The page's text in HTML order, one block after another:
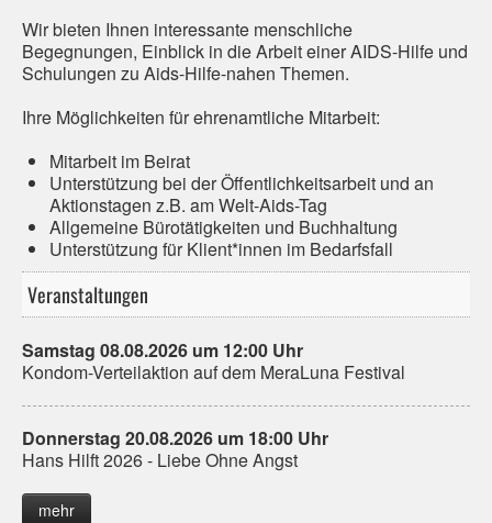
Wir bieten Ihnen interessante menschliche
Begegnungen, Einblick in die Arbeit einer AIDS-Hilfe und
Schulungen zu Aids-Hilfe-nahen Themen.
Ihre Möglichkeiten für ehrenamtliche Mitarbeit:
Mitarbeit im Beirat
Unterstützung bei der Öffentlichkeitsarbeit und an
Aktionstagen z.B. am Welt-Aids-Tag
Allgemeine Bürotätigkeiten und Buchhaltung
Unterstützung für Klient*innen im Bedarfsfall
Veranstaltungen
Samstag 08.08.2026 um 12:00 Uhr
Kondom-Verteilaktion auf dem MeraLuna Festival
Donnerstag 20.08.2026 um 18:00 Uhr
Hans Hilft 2026 - Liebe Ohne Angst
mehr